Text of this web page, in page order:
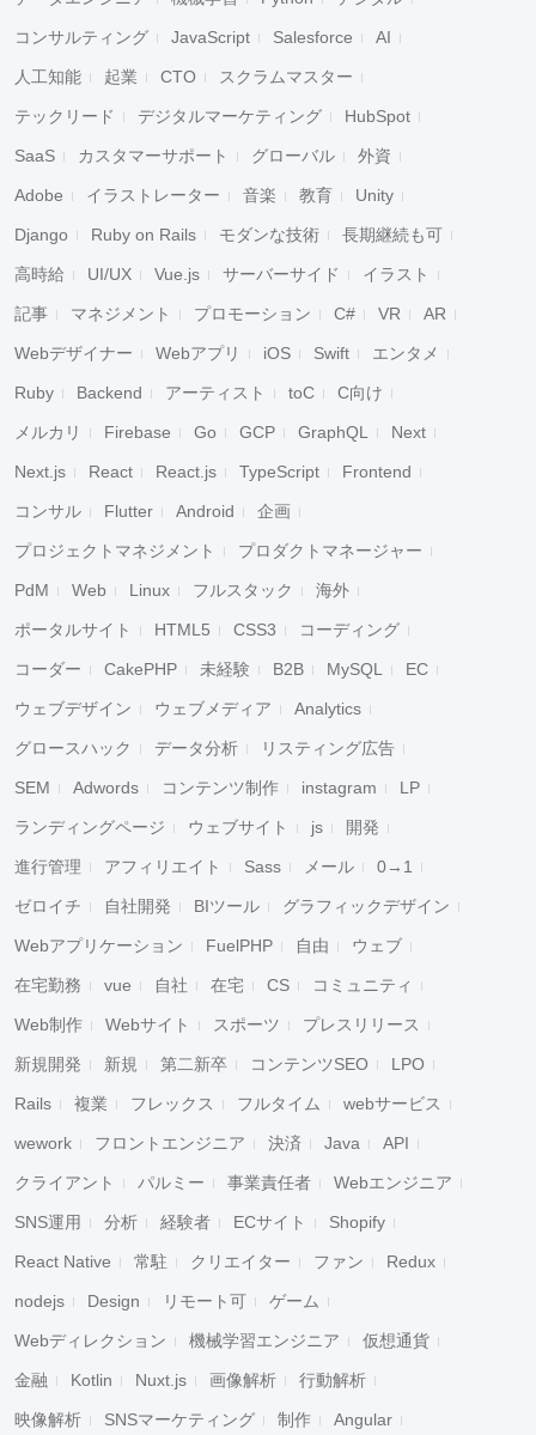
コンサルティング JavaScript Salesforce AI
人工知能 起業 CTO スクラムマスター
テックリード デジタルマーケティング HubSpot
SaaS カスタマーサポート グローバル 外資
Adobe イラストレーター 音楽 教育 Unity
Django Ruby on Rails モダンな技術 長期継続も可
高時給 UI/UX Vue.js サーバーサイド イラスト
記事 マネジメント プロモーション C# VR AR
Webデザイナー Webアプリ iOS Swift エンタメ
Ruby Backend アーティスト toC C向け
メルカリ Firebase Go GCP GraphQL Next
Next.js React React.js TypeScript Frontend
コンサル Flutter Android 企画
プロジェクトマネジメント プロダクトマネージャー
PdM Web Linux フルスタック 海外
ポータルサイト HTML5 CSS3 コーディング
コーダー CakePHP 未経験 B2B MySQL EC
ウェブデザイン ウェブメディア Analytics
グロースハック データ分析 リスティング広告
SEM Adwords コンテンツ制作 instagram LP
ランディングページ ウェブサイト js 開発
進行管理 アフィリエイト Sass メール 0→1
ゼロイチ 自社開発 BIツール グラフィックデザイン
Webアプリケーション FuelPHP 自由 ウェブ
在宅勤務 vue 自社 在宅 CS コミュニティ
Web制作 Webサイト スポーツ プレスリリース
新規開発 新規 第二新卒 コンテンツSEO LPO
Rails 複業 フレックス フルタイム webサービス
wework フロントエンジニア 決済 Java API
クライアント パルミー 事業責任者 Webエンジニア
SNS運用 分析 経験者 ECサイト Shopify
React Native 常駐 クリエイター ファン Redux
nodejs Design リモート可 ゲーム
Webディレクション 機械学習エンジニア 仮想通貨
金融 Kotlin Nuxt.js 画像解析 行動解析
映像解析 SNSマーケティング 制作 Angular